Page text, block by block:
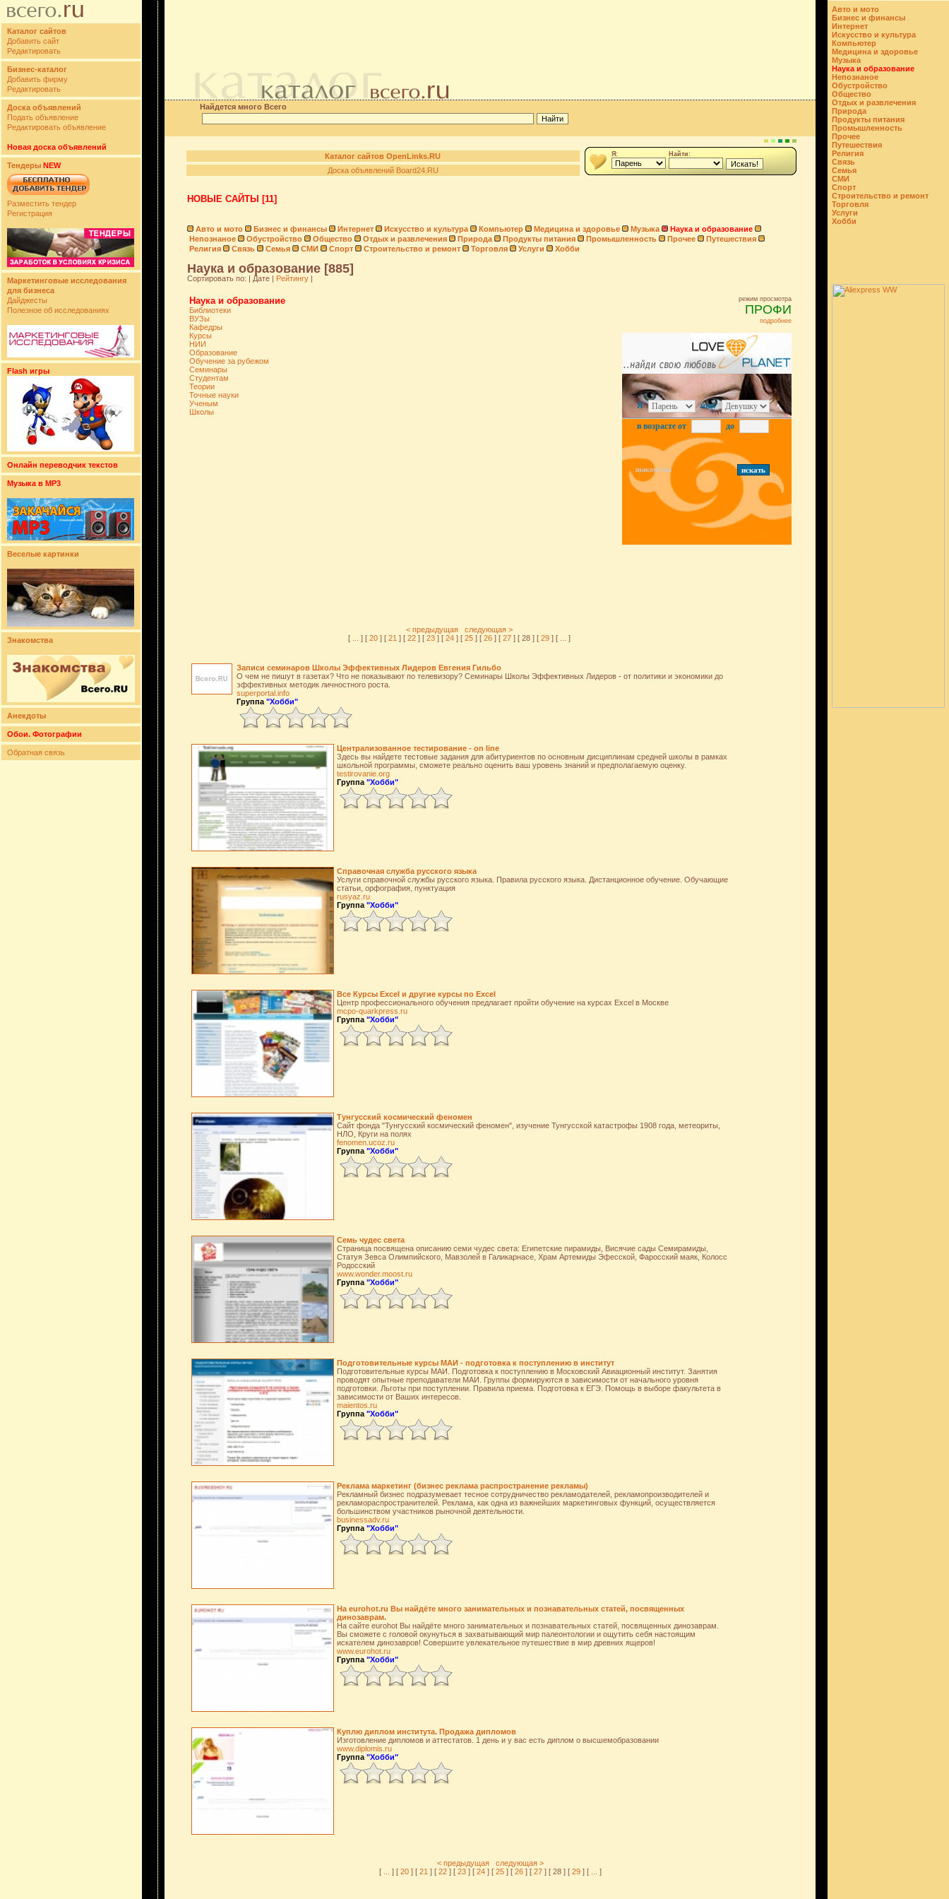
Каталог сайтов
Добавить сайт
Редактировать
Бизнес-каталог
Добавить фирму
Редактировать
Доска объявлений
Подать объявление
Редактировать объявление
Новая доска объявлений
Тендеры NEW
Разместить тендер
Регистрация
Маркетинговые исследования
для бизнеса
Дайджесты
Полезное об исследованиях
Flash игры
Онлайн переводчик текстов
Музыка в MP3
Веселые картинки
Знакомства
Анекдоты
Обои. Фотографии
Обратная связь
Авто и мото
Бизнес и финансы
Интернет
Искусство и культура
Компьютер
Медицина и здоровье
Музыка
Наука и образование
Непознаное
Обустройство
Общество
Отдых и развлечения
Природа
Продукты питания
Промышленность
Прочее
Путешествия
Религия
Связь
Семья
СМИ
Спорт
Строительство и ремонт
Торговля
Услуги
Хобби
Найдется много Всего
Каталог сайтов OpenLinks.RU
Доска объявлений Board24.RU
Я: Найти:
НОВЫЕ САЙТЫ [11]
Авто и мото Бизнес и финансы Интернет Искусство и культура Компьютер Медицина и здоровье Музыка
Наука и образование
Непознаное
Обустройство Общество Отдых и развлечения Природа Продукты питания Промышленность Прочее
Путешествия
Религия
Связь Семья СМИ Спорт Строительство и ремонт Торговля Услуги Хобби
Наука и образование [885]
Сортировать по: | Дате | Рейтингу|
Наука и образование
Библиотеки
ВУЗы
Кафедры
Курсы
НИИ
Образование
Обучение за рубежом
Семинары
Студентам
Теории
Точные науки
Ученым
Школы
режим просмотра
ПРОФИ
подробнее
Я ищу
в возрасте от до
знакомства
< предыдущая
следующая >
[... ] [20 ] [21 ] [22 ] [23 ] [24 ] [25 ] [26 ] [27 ] [ 28 ] [29 ] [... ]
Записи семинаров Школы Эффективных Лидеров Евгения Гильбо
О чем не пишут в газетах? Что не показывают по телевизору? Семинары Школы Эффективных Лидеров - от политики и экономики до
эффективных методик личностного роста.
superportal.info
Группа "Хобби"
Централизованное тестирование - on line
Здесь вы найдете тестовые задания для абитуриентов по основным дисциплинам средней школы в рамках
школьной программы, сможете реально оценить ваш уровень знаний и предполагаемую оценку.
testirovanie.org
Группа "Хобби"
Справочная служба русского языка
Услуги справочной службы русского языка. Правила русского языка. Дистанционное обучение. Обучающие
статьи, орфография, пунктуация
rusyaz.ru
Группа "Хобби"
Все Курсы Excel и другие курсы по Excel
Центр профессионального обучения предлагает пройти обучение на курсах Excel в Москве
mcpo-quarkpress.ru
Группа "Хобби"
Тунгусский космический феномен
Сайт фонда "Тунгусский космический феномен", изучение Тунгусской катастрофы 1908 года, метеориты,
НЛО, Круги на полях
fenomen.ucoz.ru
Группа "Хобби"
Семь чудес света
Страница посвящена описанию семи чудес света: Египетские пирамиды, Висячие сады Семирамиды,
Статуя Зевса Олимпийского, Мавзолей в Галикарнасе, Храм Артемиды Эфесской, Фаросский маяк, Колосс
Родосский
www.wonder.moost.ru
Группа "Хобби"
Подготовительные курсы МАИ - подготовка к поступлению в институт
Подготовительные курсы МАИ. Подготовка к поступлению в Московский Авиационный институт. Занятия
проводят опытные преподаватели МАИ. Группы формируются в зависимости от начального уровня
подготовки. Льготы при поступлении. Правила приема. Подготовка к ЕГЭ. Помощь в выборе факультета в
зависимости от Ваших интересов.
maientos.ru
Группа "Хобби"
Реклама маркетинг (бизнес реклама распространение рекламы)
Рекламный бизнес подразумевает тесное сотрудничество рекламодателей, рекламопроизводителей и
рекламораспространителей. Реклама, как одна из важнейших маркетинговых функций, осуществляется
большинством участников рыночной деятельности.
businessadv.ru
Группа "Хобби"
На eurohot.ru Вы найдёте много занимательных и познавательных статей, посвященных
динозаврам.
На сайте eurohot Вы найдёте много занимательных и познавательных статей, посвященных динозаврам.
Вы сможете с головой окунуться в захватывающий мир палеонтологии и ощутить себя настоящим
искателем динозавров! Совершите увлекательное путешествие в мир древних ящеров!
www.eurohot.ru
Группа "Хобби"
Куплю диплом института. Продажа дипломов
Изготовление дипломов и аттестатов. 1 день и у вас есть диплом о высшемобразовании
www.diplomis.ru
Группа "Хобби"
< предыдущая
следующая >
[... ] [20 ] [21 ] [22 ] [23 ] [24 ] [25 ] [26 ] [27 ] [ 28 ] [29 ] [... ]